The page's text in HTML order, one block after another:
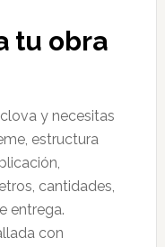
tu obra
y necesitas
estructura
cantidades,
entrega.
con